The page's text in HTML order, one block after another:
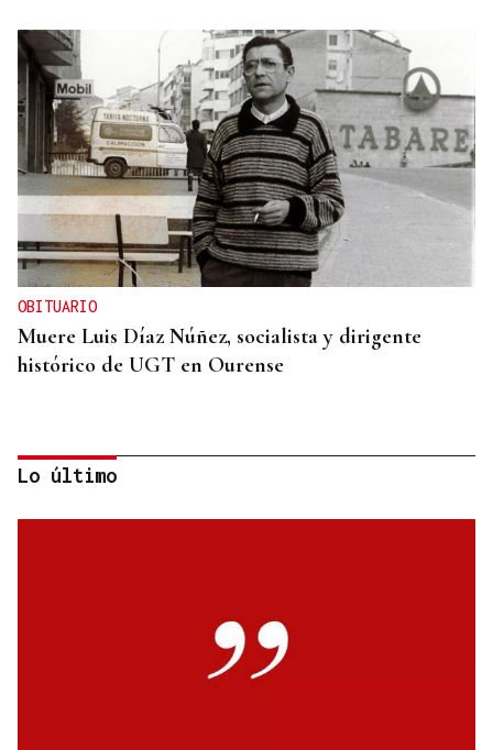
OBITUARIO
Muere Luis Díaz Núñez, socialista y dirigente
histórico de UGT en Ourense
Lo último